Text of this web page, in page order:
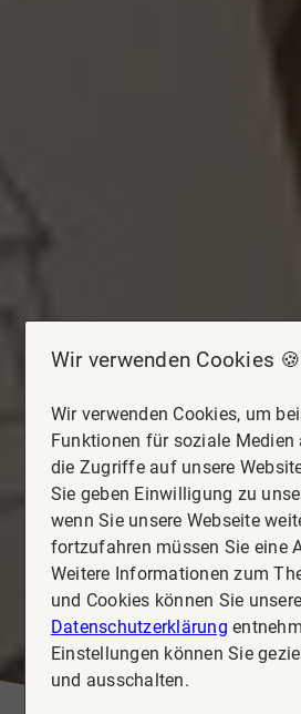
Wir verwenden Cookies 🍪
Wir verwenden Cookies, um
Funktionen für soziale Medien
die Zugriffe auf unsere
Sie geben Einwilligung zu
wenn Sie unsere Webseite
fortzufahren müssen Sie eine
Weitere Informationen zum
und Cookies können Sie
Datenschutzerklärung
Einstellungen können Sie
und ausschalten.